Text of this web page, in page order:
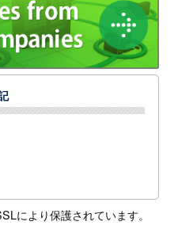
により保護されています。